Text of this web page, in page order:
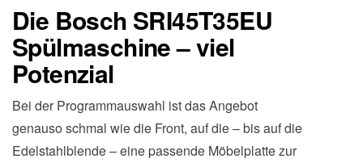
Die Bosch SRI45T35EU
Spülmaschine – viel
Potenzial
Bei der Programmauswahl ist das Angebot
genauso schmal wie die Front, auf die – bis auf die
Edelstahlblende – eine passende Möbelplatte zur